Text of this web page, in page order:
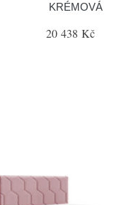
KRÉMOVÁ
20 438 Kč